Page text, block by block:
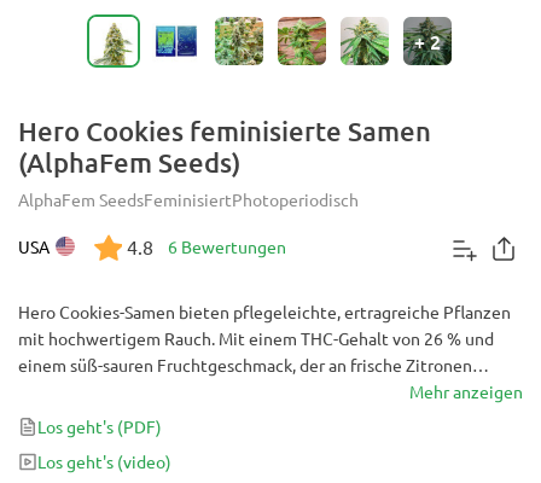
+2
Hero Cookies feminisierte Samen
(AlphaFem Seeds)
AlphaFem SeedsFeminisiertPhotoperiodisch
USA 4.8 6 Bewertungen
Hero Cookies-Samen bieten pflegeleichte, ertragreiche Pflanzen
mit hochwertigem Rauch. Mit einem THC-Gehalt von 26 % und
einem süß-sauren Fruchtgeschmack, der an frische Zitronen
erinnert, sorgt diese Sorte für grenzenlose Euphorie. Egal, ob du
nach einem anstrengenden Tag entspannen, eine Party genießen
oder Stress und Angst lindern möchtest, Hero Cookies ist die
ideale Wahl.
Mehr anzeigen
Los geht's (PDF)
Los geht's (video)